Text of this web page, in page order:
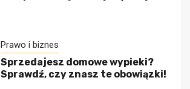
Prawo i biznes
Sprzedajesz domowe wypieki?
Sprawdź, czy znasz te obowiązki!